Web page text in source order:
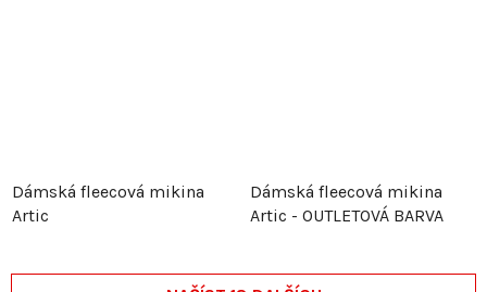
Dámská fleecová mikina
Artic
Dámská fleecová mikina
Artic - OUTLETOVÁ BARVA